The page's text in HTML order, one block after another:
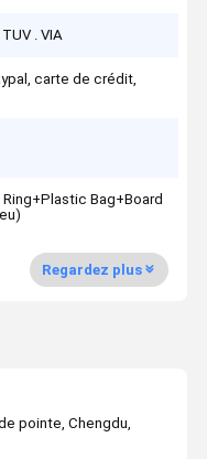
. VIA
carte de crédit,
Bag+Board
Regardez plus
pointe, Chengdu,